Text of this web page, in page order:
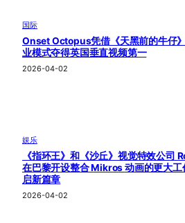
国际
Onset Octopus凭借《天黑前的牛仔
业模式夺得英国垂直视频第一
2026-04-02
娱乐
《指环王》和《沙丘》视觉特效公司
在巴黎开设整合 Mikros 动画的更大工
启新篇章
2026-04-02